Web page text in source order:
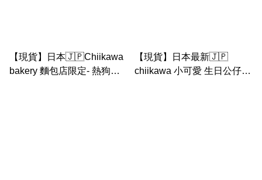
【現貨】日本🇯🇵Chiikawa
bakery 麵包店限定- 熱狗造
【現貨】日本最新🇯🇵
chiikawa 小可愛 生日公仔匙